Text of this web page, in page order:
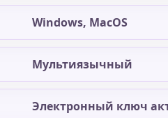
Windows, MacOS
Мультиязычный
Электронный ключ